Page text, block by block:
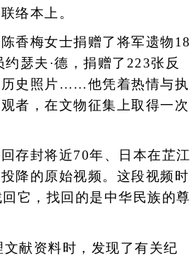
络本上。
香梅女士捐赠了将军遗物18
瑟夫·德，捐赠了223张反
历史照片……他凭着热情与执
者，在文物征集上取得一次
存封将近70年、日本在芷江
降的原始视频。这段视频时
它，找回的是中华民族的尊
献资料时，发现了有关纪